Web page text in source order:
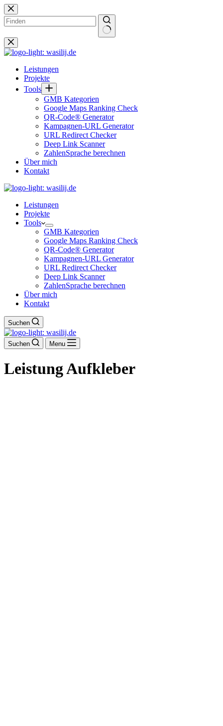
Zum
Inhalt
springen
Keine
Ergebnisse
Leistungen
Projekte
Tools
GMB Kategorien
Google Maps Ranking Check
QR-Code® Generator
Kampagnen-URL Generator
URL Redirect Checker
Deep Link Scanner
ZahlenSprache berechnen
Über mich
Kontakt
Leistungen
Projekte
Tools
GMB Kategorien
Google Maps Ranking Check
QR-Code® Generator
Kampagnen-URL Generator
URL Redirect Checker
Deep Link Scanner
ZahlenSprache berechnen
Über mich
Kontakt
Suchen
Suchen Menu
LeistungAufkleber